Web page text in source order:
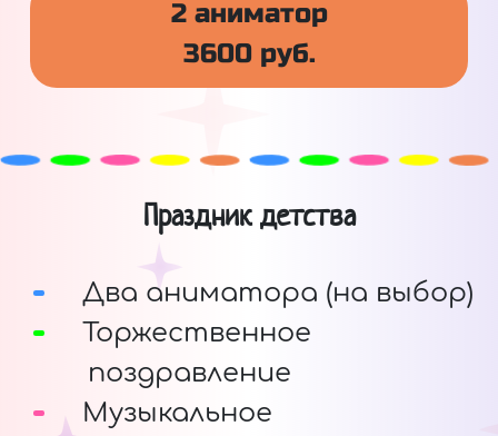
2 аниматор
3600 руб.
Праздник детства
Два аниматора (на выбор)
Торжественное
поздравление
Музыкальное